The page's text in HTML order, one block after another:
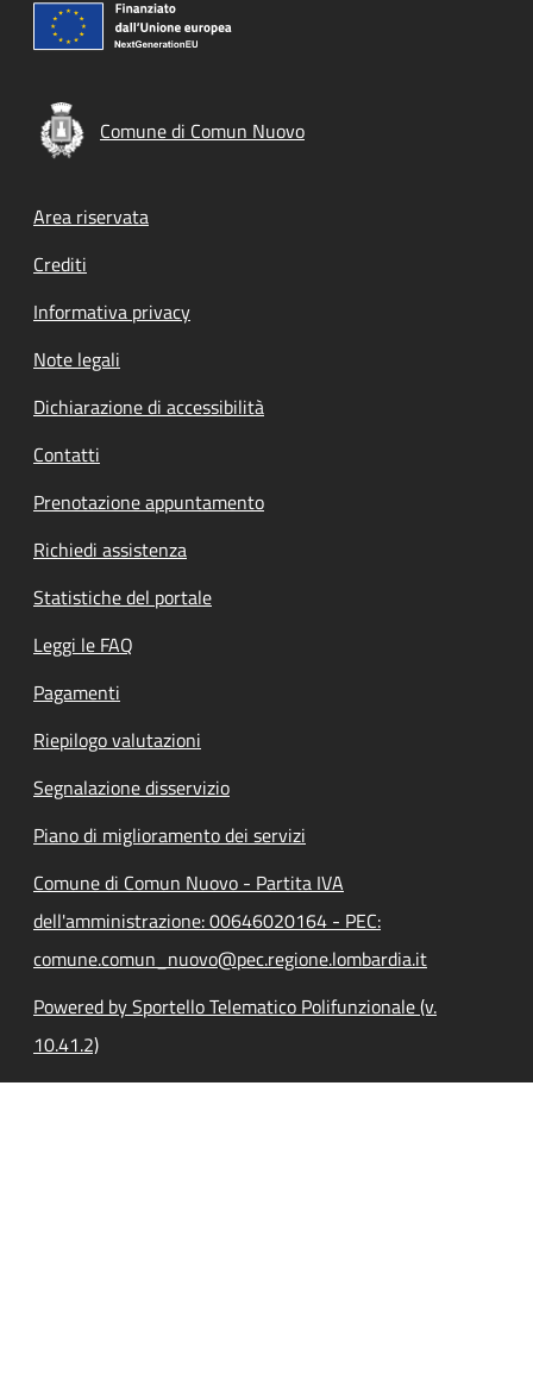
Comune di Comun Nuovo
Footer menu
Area riservata
Crediti
Informativa privacy
Note legali
Dichiarazione di accessibilità
Contatti
Prenotazione appuntamento
Richiedi assistenza
Statistiche del portale
Leggi le FAQ
Pagamenti
Riepilogo valutazioni
Segnalazione disservizio
Piano di miglioramento dei servizi
Comune di Comun Nuovo - Partita IVA
dell'amministrazione: 00646020164 - PEC:
comune.comun_nuovo@pec.regione.lombardia.it
Powered by Sportello Telematico Polifunzionale (v.
10.41.2)